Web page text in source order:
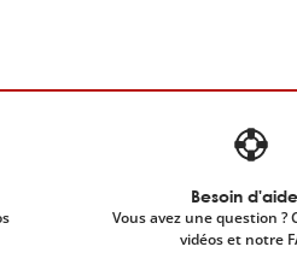
Besoin
Vous avez une question ?
vidéos et notre